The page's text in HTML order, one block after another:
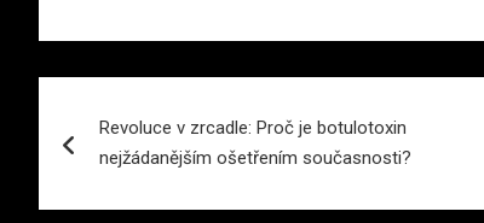
pro
příspěvek
Revoluce v zrcadle: Proč je botulotoxin
nejžádanějším ošetřením současnosti?